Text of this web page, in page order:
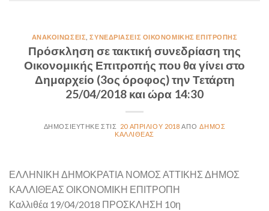
ΑΝΑΚΟΙΝΏΣΕΙΣ ,ΣΥΝΕΔΡΙΆΣΕΙΣ ΟΙΚΟΝΟΜΙΚΉΣ ΕΠΙΤΡΟΠΉΣ
Πρόσκληση σε τακτική συνεδρίαση της
Οικονομικής Επιτροπής που θα γίνει στο
Δημαρχείο (3ος όροφος) την Τετάρτη
25/04/2018 και ώρα 14:30
20 ΑΠΡΙΛΊΟΥ 2018
ΔΉΜΟΣ
ΚΑΛΛΙΘΈΑΣ
ΕΛΛΗΝΙΚΗ ΔΗΜΟΚΡΑΤΙΑ ΝΟΜΟΣ ΑΤΤΙΚΗΣ ΔΗΜΟΣ
ΚΑΛΛΙΘΕΑΣ ΟΙΚΟΝΟΜΙΚΗ ΕΠΙΤΡΟΠΗ
Καλλιθέα 19/04/2018 ΠΡΟΣΚΛΗΣΗ 10η